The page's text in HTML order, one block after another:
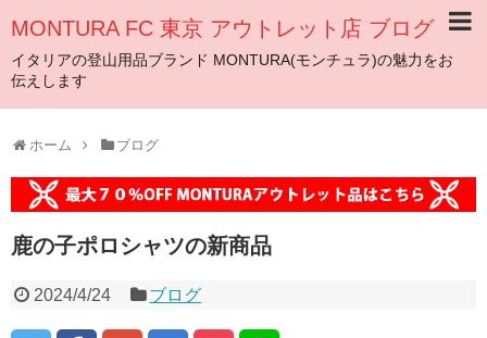
MONTURA FC 東京 アウトレット店 ブログ
イタリアの登山用品ブランド MONTURA(モンチュラ)の魅力をお
伝えします
ホーム ブログ
鹿の子ポロシャツの新商品
2024/4/24 ブログ